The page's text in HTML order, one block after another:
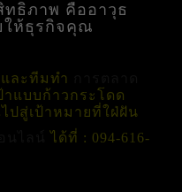
ธิภาพ คืออาวุธ
ให้ธุรกิจคุณ
ละทีมทำ
าแบบก้าวกระโดด
ปสู่เป้าหมายที่ใฝ่ฝัน
ได้ที่ : 094-616-